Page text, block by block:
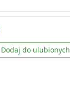
Dodaj do ulubionych